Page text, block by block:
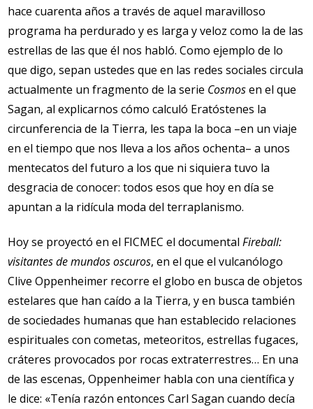
hace cuarenta años a través de aquel maravilloso
programa ha perdurado y es larga y veloz como la de las
estrellas de las que él nos habló. Como ejemplo de lo
que digo, sepan ustedes que en las redes sociales circula
actualmente un fragmento de la serie Cosmosen el que
Sagan, al explicarnos cómo calculó Eratóstenes la
circunferencia de la Tierra, les tapa la boca –en un viaje
en el tiempo que nos lleva a los años ochenta– a unos
mentecatos del futuro a los que ni siquiera tuvo la
desgracia de conocer: todos esos que hoy en día se
apuntan a la ridícula moda del terraplanismo.
Hoy se proyectó en el FICMEC el documentalFireball:
visitantes de mundos oscuros, en el que el vulcanólogo
Clive Oppenheimer recorre el globo en busca de objetos
estelares que han caído a la Tierra, y en busca también
de sociedades humanas que han establecido relaciones
espirituales con cometas, meteoritos, estrellas fugaces,
cráteres provocados por rocas extraterrestres… En una
de las escenas, Oppenheimer habla con una científica y
le dice: «Tenía razón entonces Carl Sagan cuando decía